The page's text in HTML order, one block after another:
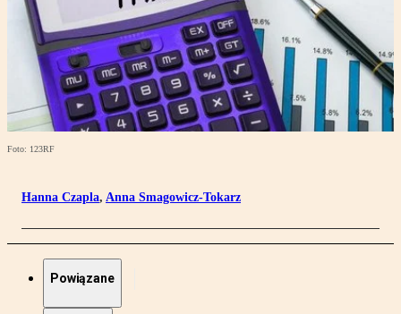
Foto: 123RF
Hanna Czapla, Anna Smagowicz-Tokarz
Powiązane